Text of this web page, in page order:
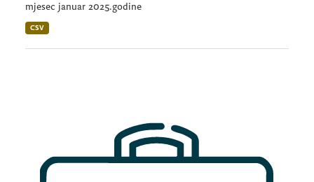
mjesec januar 2025.godine
CSV